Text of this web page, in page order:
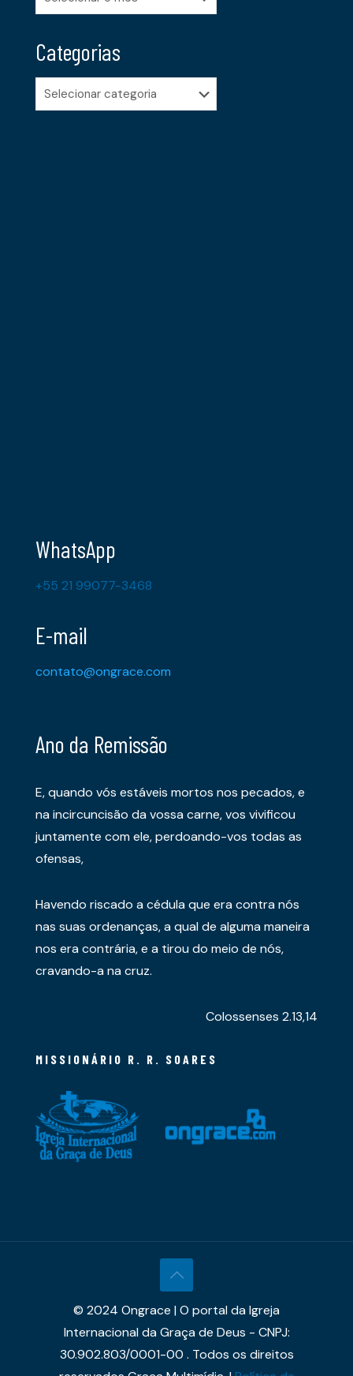
Categorias
Categorias
WhatsApp
+55 21 99077-3468
E-mail
contato@ongrace.com
Ano da Remissão
E, quando vós estáveis mortos nos pecados, e
na incircuncisão da vossa carne, vos vivificou
juntamente com ele, perdoando-vos todas as
ofensas,
Havendo riscado a cédula que era contra nós
nas suas ordenanças, a qual de alguma maneira
nos era contrária, e a tirou do meio de nós,
cravando-a na cruz.
Colossenses 2.13,14
MISSIONÁRIO R. R. SOARES
© 2024 Ongrace | O portal da Igreja
Internacional da Graça de Deus - CNPJ:
30.902.803/0001-00 . Todos os direitos